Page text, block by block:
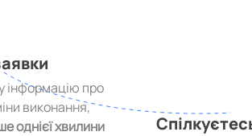
інформацію про
виконання,
однієї хвилини